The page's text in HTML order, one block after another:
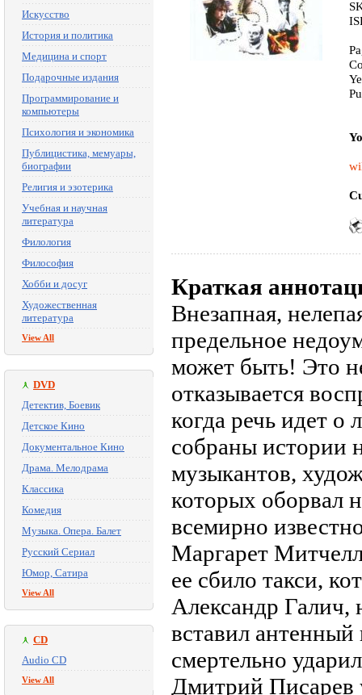
Искусство
История и политика
Медицина и спорт
Подарочные издания
Программирование и
компьютеры
Психология и экономика
Публицистика, мемуары,
биографии
Религия и эзотерика
Учебная и научная
литература
Филология
Философия
Хобби и досуг
Художественная
литература
View All
DVD
Детектив, Боевик
Детское Кино
Документальное Кино
Драма. Мелодрама
Классика
Комедия
Музыка. Опера. Балет
Русский Сериал
Юмор, Сатира
View All
CD
Audio CD
View All
Краткая
Внезапная,
предельное
может быть! Это
отказывается
когда речь идет
собраны истории
музыкантов,
которых оборвал
всемирно
Маргарет Митчелл
ее сбило такси,
Александр Галич,
вставил антенный
смертельно
Дмитрий Писарев